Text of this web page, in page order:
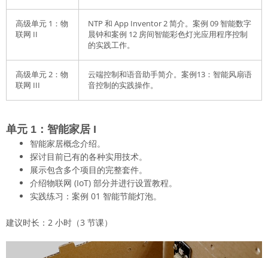
高级单元 1：物
联网 II
NTP 和 App Inventor 2 简介。案例 09 智能数字
晨钟和案例 12 房间智能彩色灯光应用程序控制
的实践工作。
高级单元 2：物
联网 III
云端控制和语音助手简介。案例13：智能风扇语
音控制的实践操作。
单元 1：智能家居 I
智能家居概念介绍。
探讨目前已有的各种实用技术。
展示包含多个项目的完整套件。
介绍物联网 (IoT) 部分并进行设置教程。
实践练习：案例 01 智能节能灯泡。
建议时长：2 小时（3 节课）